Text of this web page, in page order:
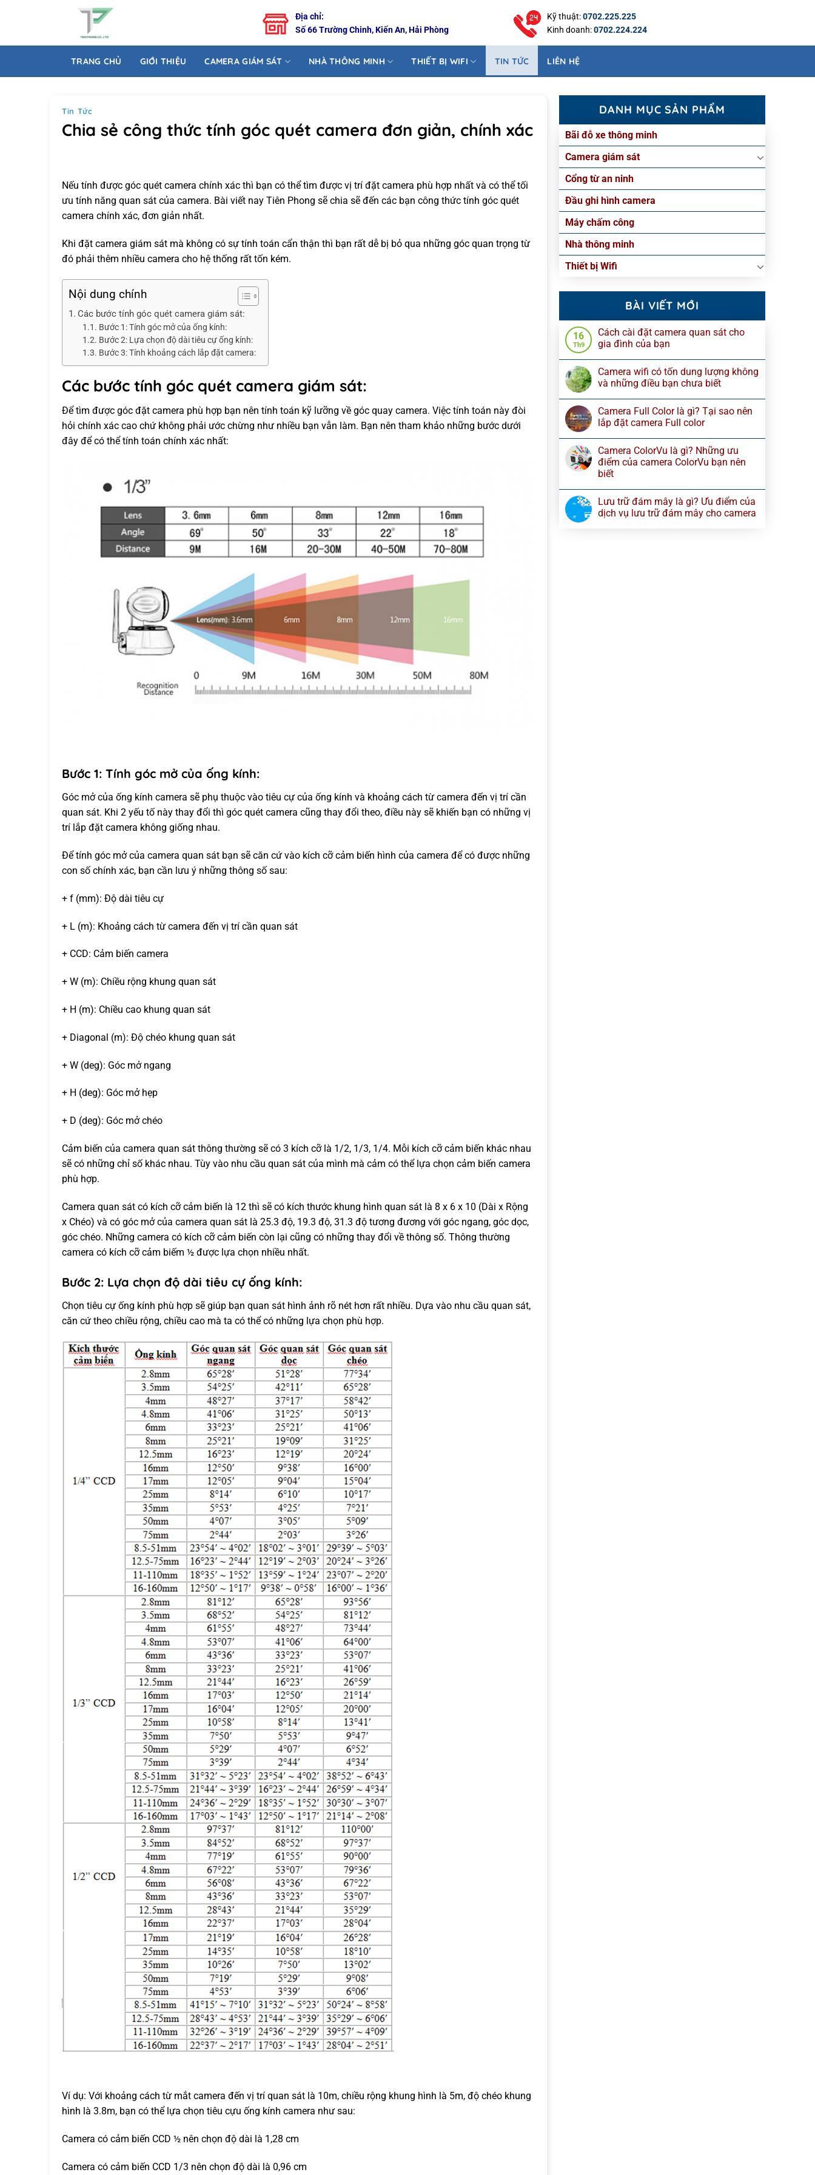
Địa chỉ:
Số 66 Trường Chinh, Kiến An, Hải Phòng
Kỹ thuật:0702.225.225
Kinh doanh:0702.224.224
TRANG CHỦ GIỚI THIỆU CAMERA GIÁM SÁT NHÀ THÔNG MINH THIẾT BỊ WIFI TIN TỨC LIÊN HỆ
Tin Tức
Chia sẻ công thức tính góc quét camera đơn giản, chính xác
Nếu tính được góc quét camera chính xác thì bạn có thể tìm được vị trí đặt camera phù hợp nhất và có thể tối
ưu tính năng quan sát của camera. Bài viết nay Tiên Phong sẽ chia sẽ đến các bạn công thức tính góc quét
camera chính xác, đơn giản nhất.
Khi đặt camera giám sát mà không có sự tính toán cẩn thận thì bạn rất dễ bị bỏ qua những góc quan trọng từ
đó phải thêm nhiều camera cho hệ thống rất tốn kém.
Nội dung chính
Các bước tính góc quét camera giám sát:
Bước 1: Tính góc mở của ống kính:
Bước 2: Lựa chọn độ dài tiêu cự ống kính:
Bước 3: Tính khoảng cách lắp đặt camera:
Các bước tính góc quét camera giám sát:
Để tìm được góc đặt camera phù hợp bạn nên tính toán kỹ lưỡng về góc quay camera. Việc tính toán này đòi
hỏi chính xác cao chứ không phải ước chừng như nhiều bạn vẫn làm. Bạn nên tham khảo những bước dưới
đây để có thể tính toán chính xác nhất:
Bước 1: Tính góc mở của ống kính:
Góc mở của ống kính camera sẽ phụ thuộc vào tiêu cự của ống kính và khoảng cách từ camera đến vị trí cần
quan sát. Khi 2 yếu tố này thay đổi thì góc quét camera cũng thay đổi theo, điều này sẽ khiến bạn có những vị
trí lắp đặt camera không giống nhau.
Để tính góc mở của camera quan sát bạn sẽ căn cứ vào kích cỡ cảm biến hình của camera để có được những
con số chính xác, bạn cần lưu ý những thông số sau:
+ f (mm): Độ dài tiêu cự
+ L (m): Khoảng cách từ camera đến vị trí cần quan sát
+ CCD: Cảm biến camera
+ W (m): Chiều rộng khung quan sát
+ H (m): Chiều cao khung quan sát
+ Diagonal (m): Độ chéo khung quan sát
+ W (deg): Góc mở ngang
+ H (deg): Góc mở hẹp
+ D (deg): Góc mở chéo
Cảm biến của camera quan sát thông thường sẽ có 3 kích cỡ là 1/2, 1/3, 1/4. Mỗi kích cỡ cảm biến khác nhau
sẽ có những chỉ số khác nhau. Tùy vào nhu cầu quan sát của mình mà cảm có thể lựa chọn cảm biến camera
phù hợp.
Camera quan sát có kích cỡ cảm biến là 12 thì sẽ có kích thước khung hình quan sát là 8 x 6 x 10 (Dài x Rộng
x Chéo) và có góc mở của camera quan sát là 25.3 độ, 19.3 độ, 31.3 độ tương đương với góc ngang, góc dọc,
góc chéo. Những camera có kích cỡ cảm biến còn lại cũng có những thay đổi về thông số. Thông thường
camera có kích cỡ cảm biếm ½ được lựa chọn nhiều nhất.
Bước 2: Lựa chọn độ dài tiêu cự ống kính:
Chọn tiêu cự ống kính phù hợp sẽ giúp bạn quan sát hình ảnh rõ nét hơn rất nhiều. Dựa vào nhu cầu quan sát,
căn cứ theo chiều rộng, chiều cao mà ta có thể có những lựa chọn phù hợp.
Ví dụ: Với khoảng cách từ mắt camera đến vị trí quan sát là 10m, chiều rộng khung hình là 5m, độ chéo khung
hình là 3.8m, bạn có thể lựa chọn tiêu cựu ống kính camera như sau:
Camera có cảm biến CCD ½ nên chọn độ dài là 1,28 cm
Camera có cảm biến CCD 1/3 nên chọn độ dài là 0,96 cm
DANH MỤC SẢN PHẨM
Bãi đỗ xe thông minh
Camera giám sát
Cổng từ an ninh
Đầu ghi hình camera
Máy chấm công
Nhà thông minh
Thiết bị Wifi
BÀI VIẾT MỚI
16
Th9
Cách cài đặt camera quan sát cho
gia đình của bạn
Camera wifi có tốn dung lượng không
và những điều bạn chưa biết
Camera Full Color là gì? Tại sao nên
lắp đặt camera Full color
Camera ColorVu là gì? Những ưu
điểm của camera ColorVu bạn nên
biết
Lưu trữ đám mây là gì? Ưu điểm của
dịch vụ lưu trữ đám mây cho camera